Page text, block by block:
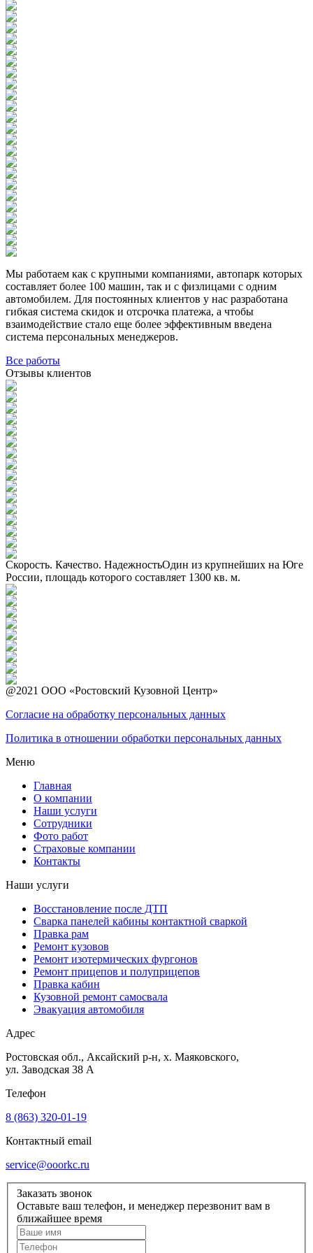
Мы работаем как с крупными компаниями, автопарк которых
составляет более 100 машин, так и с физлицами с одним
автомобилем. Для постоянных клиентов у нас разработана
гибкая система скидок и отсрочка платежа, а чтобы
взаимодействие стало еще более эффективным введена
система персональных менеджеров.
Все работы
Отзывы клиентов
Скорость. Качество. НадежностьОдин из крупнейших на Юге
России, площадь которого составляет 1300 кв. м.
@2021 ООО «Ростовский Кузовной Центр»
Согласие на обработку персональных данных
Политика в отношении обработки персональных данных
Меню
Главная
О компании
Наши услуги
Сотрудники
Фото работ
Страховые компании
Контакты
Наши услуги
Восстановление после ДТП
Сварка панелей кабины контактной сваркой
Правка рам
Ремонт кузовов
Ремонт изотермических фургонов
Ремонт прицепов и полуприцепов
Правка кабин
Кузовной ремонт самосвала
Эвакуация автомобиля
Адрес
Ростовская обл., Аксайский р-н, х. Маяковского,
ул. Заводская 38 А
Телефон
8 (863) 320‑01‑19
Контактный email
service@ooorkc.ru
Заказать звонок
Оставьте ваш телефон, и менеджер перезвонит вам в
ближайшее время